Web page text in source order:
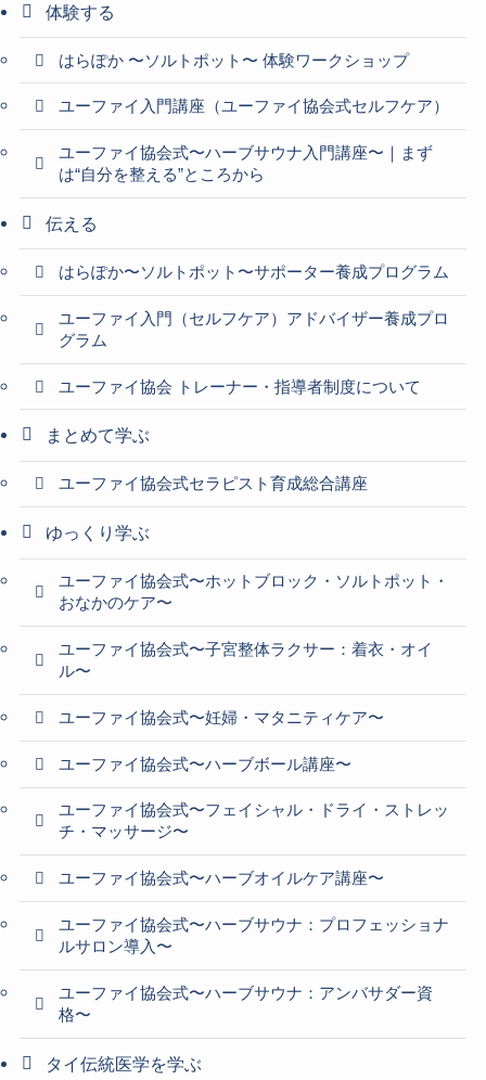
体験する
はらぽか 〜ソルトポット〜 体験ワークショップ
ユーファイ入門講座（ユーファイ協会式セルフケア）
ユーファイ協会式〜ハーブサウナ入門講座〜｜まず
は“自分を整える”ところから
伝える
はらぽか〜ソルトポット〜サポーター養成プログラム
ユーファイ入門（セルフケア）アドバイザー養成プロ
グラム
ユーファイ協会 トレーナー・指導者制度について
まとめて学ぶ
ユーファイ協会式セラピスト育成総合講座
ゆっくり学ぶ
ユーファイ協会式〜ホットブロック・ソルトポット・
おなかのケア〜
ユーファイ協会式〜子宮整体ラクサー：着衣・オイ
ル〜
ユーファイ協会式〜妊婦・マタニティケア〜
ユーファイ協会式〜ハーブボール講座〜
ユーファイ協会式〜フェイシャル・ドライ・ストレッ
チ・マッサージ〜
ユーファイ協会式〜ハーブオイルケア講座〜
ユーファイ協会式〜ハーブサウナ：プロフェッショナ
ルサロン導入〜
ユーファイ協会式〜ハーブサウナ：アンバサダー資
格〜
タイ伝統医学を学ぶ